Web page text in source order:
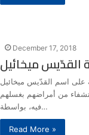
December 17, 2018
القدّيس ميخائيل
اسم القدّيس ميخائيل
من أمراضهم بغسلهم
فيه، بواسطة…
Read More »